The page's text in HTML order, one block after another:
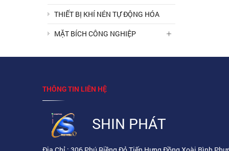
THIẾT BỊ KHÍ NÉN TỰ ĐỘNG HÓA
MẶT BÍCH CÔNG NGHIỆP
THÔNG TIN LIÊN HỆ
SHIN PHÁT